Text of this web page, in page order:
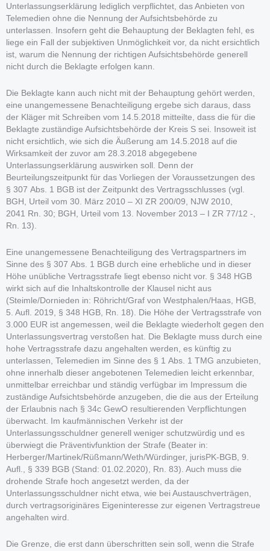
Unterlassungserklärung lediglich verpflichtet, das Anbieten von
Telemedien ohne die Nennung der Aufsichtsbehörde zu
unterlassen. Insofern geht die Behauptung der Beklagten fehl, es
liege ein Fall der subjektiven Unmöglichkeit vor, da nicht ersichtlich
ist, warum die Nennung der richtigen Aufsichtsbehörde generell
nicht durch die Beklagte erfolgen kann.
Die Beklagte kann auch nicht mit der Behauptung gehört werden,
eine unangemessene Benachteiligung ergebe sich daraus, dass
der Kläger mit Schreiben vom 14.5.2018 mitteilte, dass die für die
Beklagte zuständige Aufsichtsbehörde der Kreis S sei. Insoweit ist
nicht ersichtlich, wie sich die Äußerung am 14.5.2018 auf die
Wirksamkeit der zuvor am 28.3.2018 abgegebene
Unterlassungserklärung auswirken soll. Denn der
Beurteilungszeitpunkt für das Vorliegen der Voraussetzungen des
§ 307 Abs. 1 BGB ist der Zeitpunkt des Vertragsschlusses (vgl.
BGH, Urteil vom 30. März 2010 – XI ZR 200/09, NJW 2010,
2041 Rn. 30; BGH, Urteil vom 13. November 2013 – I ZR 77/12 -,
Rn. 13).
Eine unangemessene Benachteiligung des Vertragspartners im
Sinne des § 307 Abs. 1 BGB durch eine erhebliche und in dieser
Höhe unübliche Vertragsstrafe liegt ebenso nicht vor. § 348 HGB
wirkt sich auf die Inhaltskontrolle der Klausel nicht aus
(Steimle/Dornieden in: Röhricht/Graf von Westphalen/Haas, HGB,
5. Aufl. 2019, § 348 HGB, Rn. 18). Die Höhe der Vertragsstrafe von
3.000 EUR ist angemessen, weil die Beklagte wiederholt gegen den
Unterlassungsvertrag verstoßen hat. Die Beklagte muss durch eine
hohe Vertragsstrafe dazu angehalten werden, es künftig zu
unterlassen, Telemedien im Sinne des § 1 Abs. 1 TMG anzubieten,
ohne innerhalb dieser angebotenen Telemedien leicht erkennbar,
unmittelbar erreichbar und ständig verfügbar im Impressum die
zuständige Aufsichtsbehörde anzugeben, die die aus der Erteilung
der Erlaubnis nach § 34c GewO resultierenden Verpflichtungen
überwacht. Im kaufmännischen Verkehr ist der
Unterlassungsschuldner generell weniger schutzwürdig und es
überwiegt die Präventivfunktion der Strafe (Beater in:
Herberger/Martinek/Rüßmann/Weth/Würdinger, jurisPK-BGB, 9.
Aufl., § 339 BGB (Stand: 01.02.2020), Rn. 83). Auch muss die
drohende Strafe hoch angesetzt werden, da der
Unterlassungsschuldner nicht etwa, wie bei Austauschverträgen,
durch vertragsoriginäres Eigeninteresse zur eigenen Vertragstreue
angehalten wird.
Die Grenze, die erst dann überschritten sein soll, wenn die Strafe